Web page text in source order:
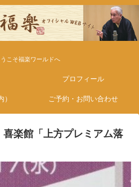
こそ福楽ワールドへ
プロフィール
ご予約・お問い合わせ
喜楽館「上方プレミアム落